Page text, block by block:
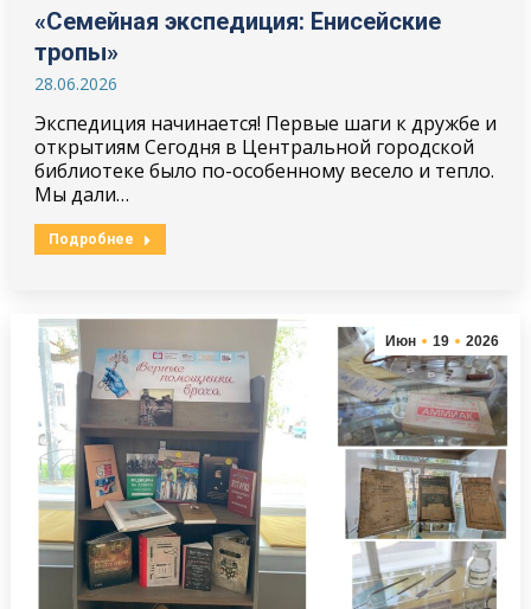
«Семейная экспедиция: Енисейские
тропы»
28.06.2026
Экспедиция начинается! Первые шаги к дружбе и
открытиям Сегодня в Центральной городской
библиотеке было по-особенному весело и тепло.
Мы дали…
Подробнее
Июн 19 2026